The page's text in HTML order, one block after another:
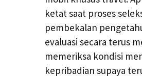
ketat saat proses
pembekalan
evaluasi secara terus
memeriksa kondisi
kepribadian supaya